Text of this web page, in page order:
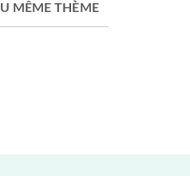
MÊME THÈME